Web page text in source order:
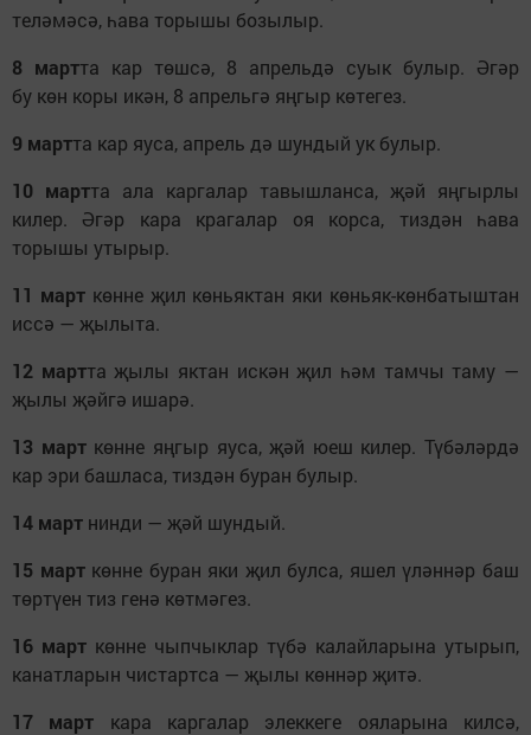
теләмәсә, һава торышы бозылыр.
8 мартта кар төшсә, 8 апрельдә суык булыр. Әгәр
бу көн коры икән, 8 апрельгә яңгыр көтегез.
9 мартта кар яуса, апрель дә шундый ук булыр.
10 мартта ала каргалар тавышланса, җәй яңгырлы
килер. Әгәр кара крагалар оя корса, тиздән һава
торышы утырыр.
11 марткөнне җил көньяктан яки көньяк-көнбатыштан
иссә — җылыта.
12 мартта җылы яктан искән җил һәм тамчы таму —
җылы җәйгә ишарә.
13 март көнне яңгыр яуса, җәй юеш килер. Түбәләрдә
кар эри башласа, тиздән буран булыр.
14 март нинди — җәй шундый.
15 март көнне буран яки җил булса, яшел үләннәр баш
төртүен тиз генә көтмәгез.
16 март көнне чыпчыклар түбә калайларына утырып,
канатларын чистартса — җылы көннәр җитә.
17 март кара каргалар элеккеге ояларына килсә,